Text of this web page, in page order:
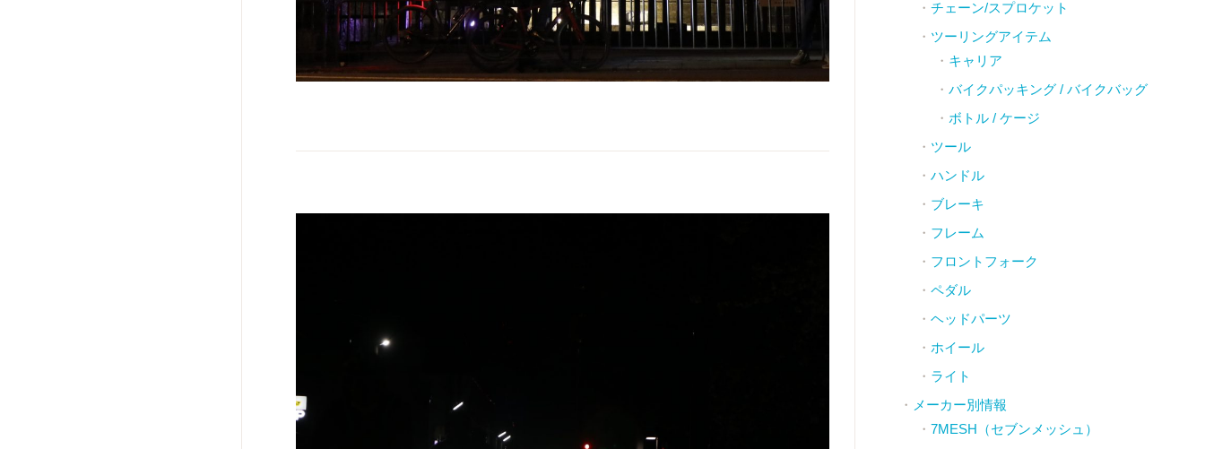
チェーン/スプロケット
ツーリングアイテム
キャリア
バイクパッキング / バイクバッグ
ボトル / ケージ
ツール
ハンドル
ブレーキ
フレーム
フロントフォーク
ペダル
ヘッドパーツ
ホイール
ライト
メーカー別情報
7MESH（セブンメッシュ）